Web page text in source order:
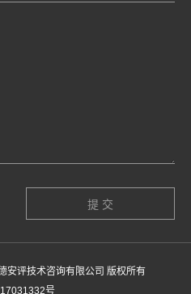
安评技术咨询有限公司 版权所有
号